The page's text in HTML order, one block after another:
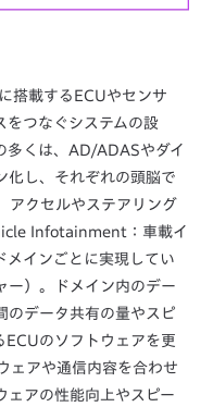
搭載するECUやセンサ
をつなぐシステムの設
多くは、AD/ADASやダイ
化し、それぞれの頭脳で
アクセルやステアリング
Infotainment：車載イ
メインごとに実現してい
ー）。ドメイン内のデー
のデータ共有の量やスピ
ECUのソフトウェアを更
ェアや通信内容を合わせ
ェアの性能向上やスピー